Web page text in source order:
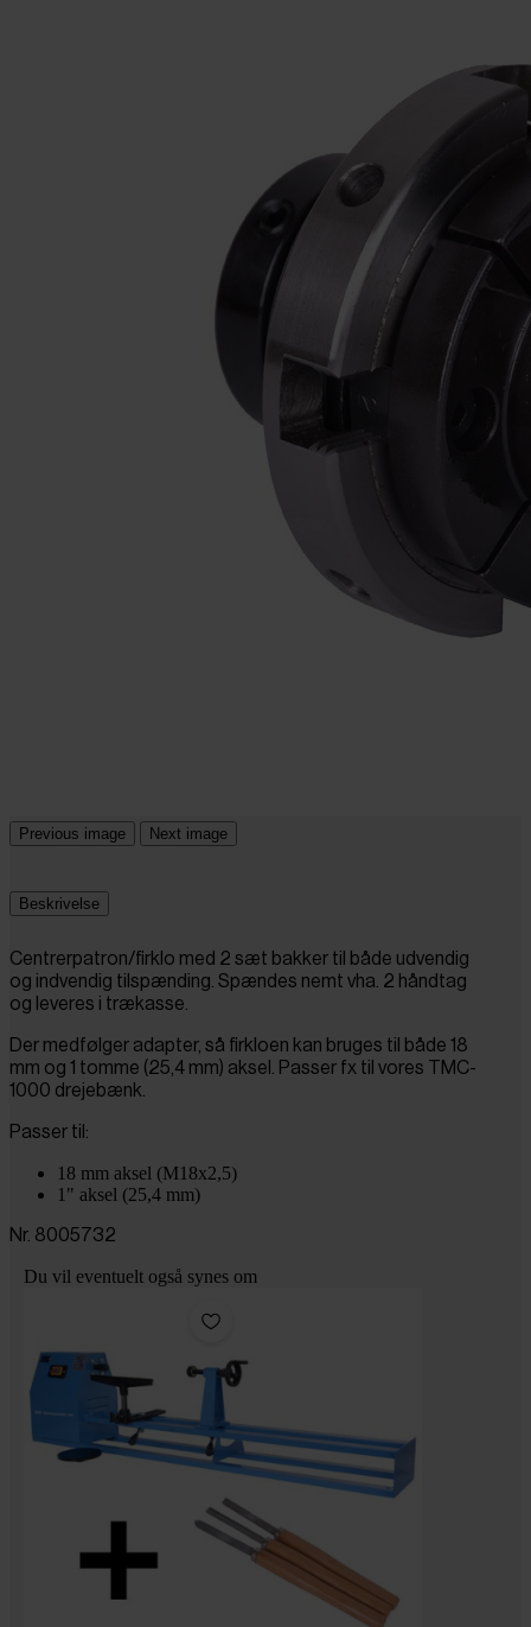
Previous image Next image
Beskrivelse
Centrerpatron/firklo med 2 sæt bakker til både udvendig
og indvendig tilspænding. Spændes nemt vha. 2 håndtag
og leveres i trækasse.
Der medfølger adapter, så firkloen kan bruges til både 18
mm og 1 tomme (25,4 mm) aksel. Passer fx til vores TMC-
1000 drejebænk.
Passer til:
18 mm aksel (M18x2,5)
1" aksel (25,4 mm)
Nr. 8005732
Du vil eventuelt også synes om